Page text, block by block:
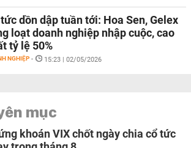
dồn dập tuần tới: Hoa Sen, Gelex
loạt doanh nghiệp nhập cuộc, cao
tỷ lệ 50%
NGHIỆP - 15:23 | 02/05/2026
mục
khoán VIX chốt ngày chia cổ tức